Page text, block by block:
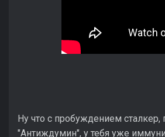
Ну что с пробуждением
"Антиждумин", у тебя уже